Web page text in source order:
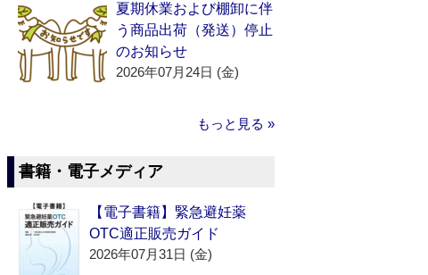
夏期休業および棚卸に伴
う商品出荷（発送）停止
のお知らせ
2026年07月24日 (金)
もっと見る »
書籍・電子メディア
【電子書籍】緊急避妊薬
OTC適正販売ガイド
2026年07月31日 (金)